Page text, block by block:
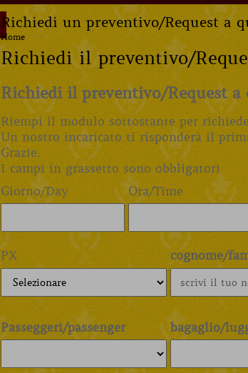
Richiedi un preventivo/Request a
Home
Richiedi il preventivo/
Richiedi il preventivo/Request a
Riempi il modulo sottostante per
Un nostro incaricato ti risponderà il
Grazie.
I campi in grassetto sono obbligatori
Giorno/Day
Ora/Time
PX cognome/
Passeggeri/passenger bagaglio/